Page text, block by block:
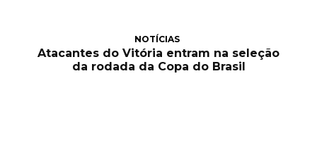
NOTÍCIAS
Atacantes do Vitória entram na seleção
da rodada da Copa do Brasil